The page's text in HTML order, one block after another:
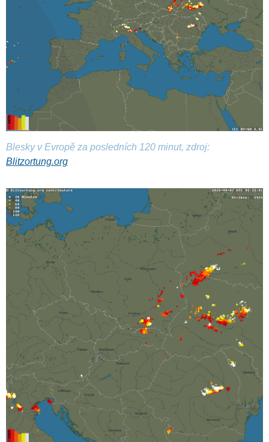
Blesky v Evropě za posledních 120 minut, zdroj:
Blitzortung.org